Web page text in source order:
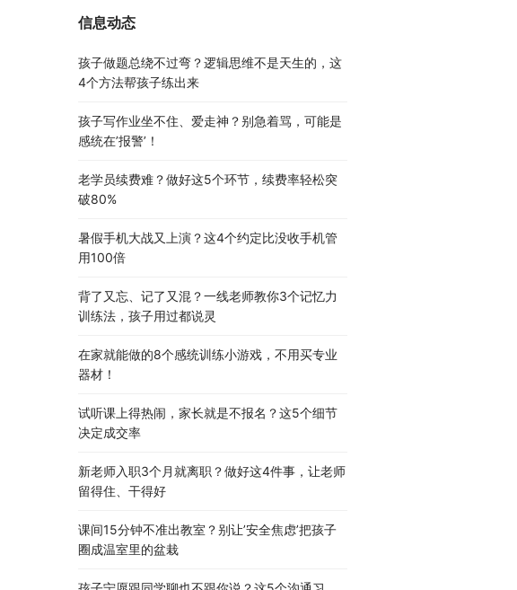
信息动态
孩子做题总绕不过弯？逻辑思维不是天生的，这
4个方法帮孩子练出来
孩子写作业坐不住、爱走神？别急着骂，可能是
感统在’报警’！
老学员续费难？做好这5个环节，续费率轻松突
破80%
暑假手机大战又上演？这4个约定比没收手机管
用100倍
背了又忘、记了又混？一线老师教你3个记忆力
训练法，孩子用过都说灵
在家就能做的8个感统训练小游戏，不用买专业
器材！
试听课上得热闹，家长就是不报名？这5个细节
决定成交率
新老师入职3个月就离职？做好这4件事，让老师
留得住、干得好
课间15分钟不准出教室？别让’安全焦虑’把孩子
圈成温室里的盆栽